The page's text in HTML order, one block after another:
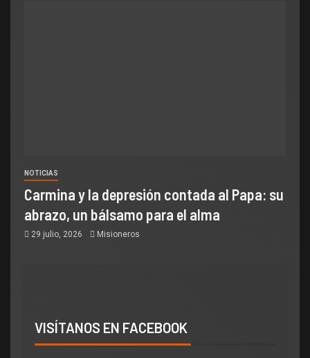
NOTICIAS
Carmina y la depresión contada al Papa: su
abrazo, un bálsamo para el alma
29 julio, 2026 Misioneros
VISÍTANOS EN FACEBOOK